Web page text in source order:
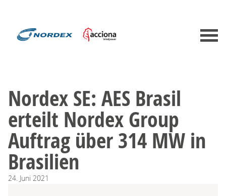
Nordex SE: AES Brasil
erteilt Nordex Group
Auftrag über 314 MW in
Brasilien
24. Juni 2021